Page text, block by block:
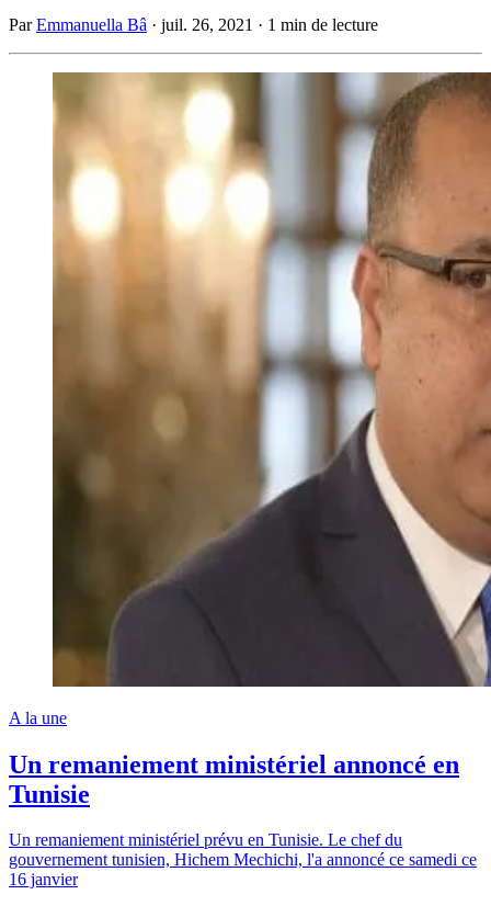
ParEmmanuella Bâ · juil. 26, 2021 · 1 min de lecture
A la une
Un remaniement ministériel annoncé en
Tunisie
Un remaniement ministériel prévu en Tunisie. Le chef du
gouvernement tunisien, Hichem Mechichi, l'a annoncé ce samedi ce
16 janvier